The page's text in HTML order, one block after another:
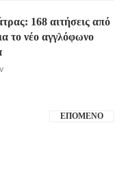
168 αιτήσεις από
το νέο αγγλόφωνο
ΕΠΌΜΕΝΟ